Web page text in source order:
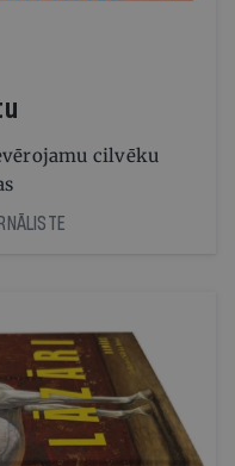
cilvēku